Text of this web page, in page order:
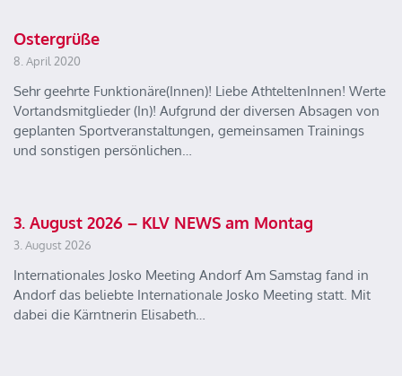
Ostergrüße
8. April 2020
Sehr geehrte Funktionäre(Innen)! Liebe AthteltenInnen! Werte
Vortandsmitglieder (In)! Aufgrund der diversen Absagen von
geplanten Sportveranstaltungen, gemeinsamen Trainings
und sonstigen persönlichen…
3. August 2026 – KLV NEWS am Montag
3. August 2026
Internationales Josko Meeting Andorf Am Samstag fand in
Andorf das beliebte Internationale Josko Meeting statt. Mit
dabei die Kärntnerin Elisabeth…